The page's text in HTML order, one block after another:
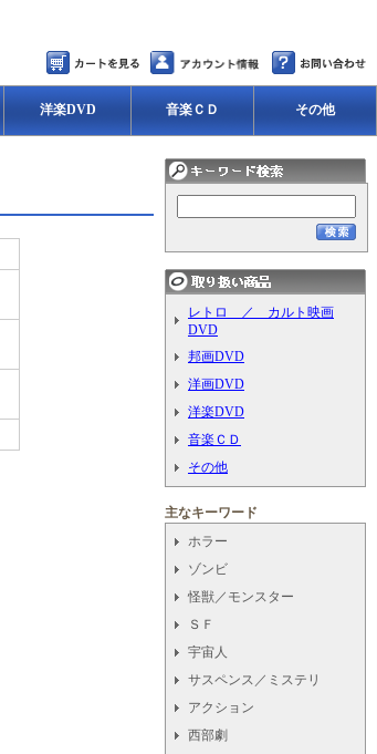
洋楽DVD 音楽ＣＤ その他
レトロ ／ カルト映画
DVD
邦画DVD
洋画DVD
洋楽DVD
音楽ＣＤ
その他
主なキーワード
ホラー
ゾンビ
怪獣／モンスター
ＳＦ
宇宙人
サスペンス／ミステリ
アクション
西部劇